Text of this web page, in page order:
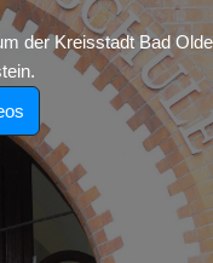
der Kreisstadt Bad